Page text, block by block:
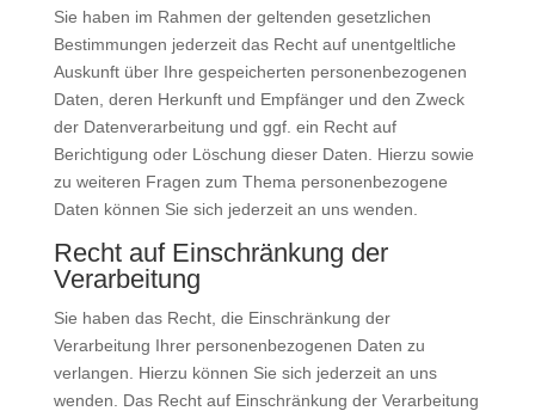
Sie haben im Rahmen der geltenden gesetzlichen
Bestimmungen jederzeit das Recht auf unentgeltliche
Auskunft über Ihre gespeicherten personenbezogenen
Daten, deren Herkunft und Empfänger und den Zweck
der Datenverarbeitung und ggf. ein Recht auf
Berichtigung oder Löschung dieser Daten. Hierzu sowie
zu weiteren Fragen zum Thema personenbezogene
Daten können Sie sich jederzeit an uns wenden.
Recht auf Einschränkung der
Verarbeitung
Sie haben das Recht, die Einschränkung der
Verarbeitung Ihrer personenbezogenen Daten zu
verlangen. Hierzu können Sie sich jederzeit an uns
wenden. Das Recht auf Einschränkung der Verarbeitung